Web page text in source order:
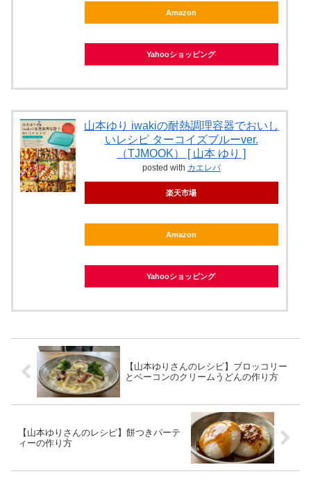
Amazon
Yahooショッピング
山本ゆり iwakiの耐熱調理容器でおいし
いレシピ ターコイズブルーver.
（TJMOOK） [ 山本 ゆり ]
posted with カエレバ
楽天市場
Amazon
Yahooショッピング
【山本ゆりさんのレシピ】ブロッコリー
とベーコンのクリームうどんの作り方
【山本ゆりさんのレシピ】餅つきパーテ
ィーの作り方